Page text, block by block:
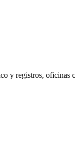
y registros, oficinas